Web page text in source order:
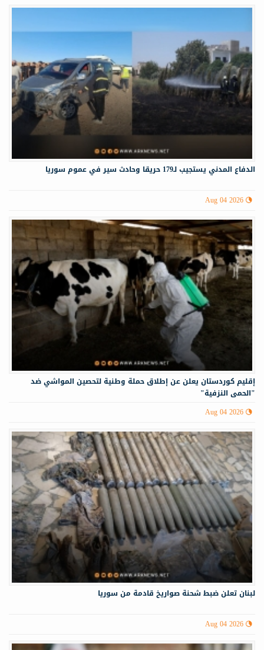
الدفاع المدني يستجيب لـ179 حريقا وحادث سير في عموم سوريا
Aug 04 2026
إقليم كوردستان يعلن عن إطلاق حملة وطنية لتحصين المواشي ضد
"الحمى النزفية"
Aug 04 2026
لبنان تعلن ضبط شحنة صواريخ قادمة من سوريا
Aug 04 2026